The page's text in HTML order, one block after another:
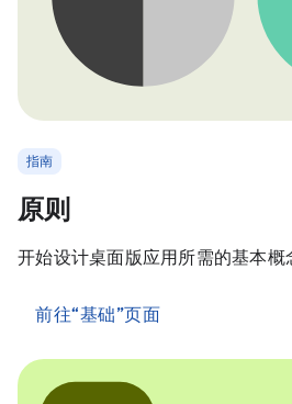
指南
原则
开始设计桌面版应用所需的基本概
前往“基础”页面